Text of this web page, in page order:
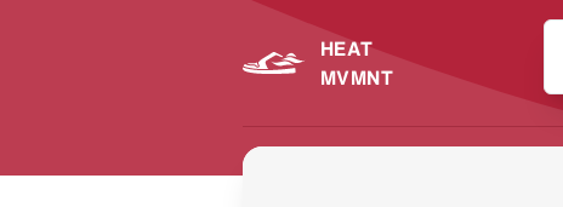
HEAT
MVMNT